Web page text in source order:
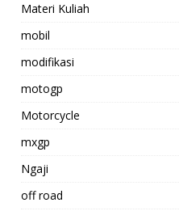
Materi Kuliah
mobil
modifikasi
motogp
Motorcycle
mxgp
Ngaji
off road